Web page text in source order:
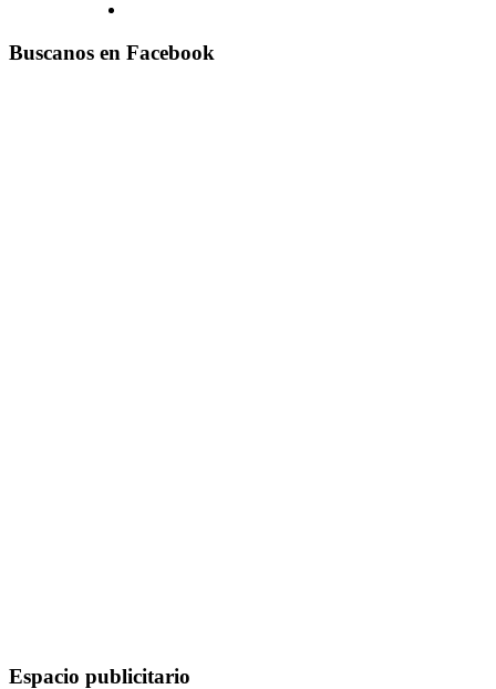
Buscanos en Facebook
Espacio publicitario